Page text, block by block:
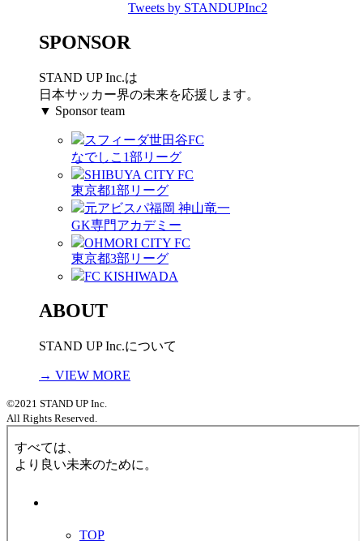
Tweets by STANDUPInc2
SPONSOR
STAND UP Inc.は
日本サッカー界の未来を応援します。
▼ Sponsor team
スフィーダ世田谷FC
なでしこ1部リーグ
SHIBUYA CITY FC
東京都1部リーグ
元アビスパ福岡 神山竜一
GK専門アカデミー
OHMORI CITY FC
東京都3部リーグ
FC KISHIWADA
ABOUT
STAND UP Inc.について
→ VIEW MORE
©2021 STAND UP Inc.
All Rights Reserved.